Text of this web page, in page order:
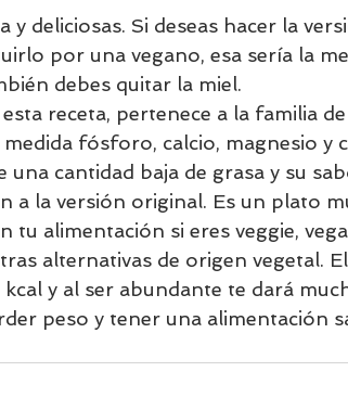
deliciosas. Si deseas hacer la
por una vegano, esa sería la
debes quitar la miel.
receta, pertenece a la familia de
fósforo, calcio, magnesio y
cantidad baja de grasa y su
a la versión original. Es un plato
tu alimentación si eres veggie,
alternativas de origen vegetal.
y al ser abundante te dará
peso y tener una alimentación